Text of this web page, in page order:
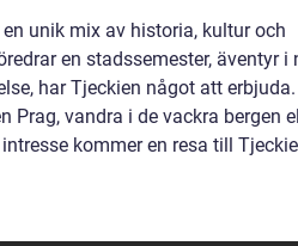
unik mix av historia, kultur och
en stadssemester, äventyr i
har Tjeckien något att erbjuda.
Prag, vandra i de vackra bergen
kommer en resa till